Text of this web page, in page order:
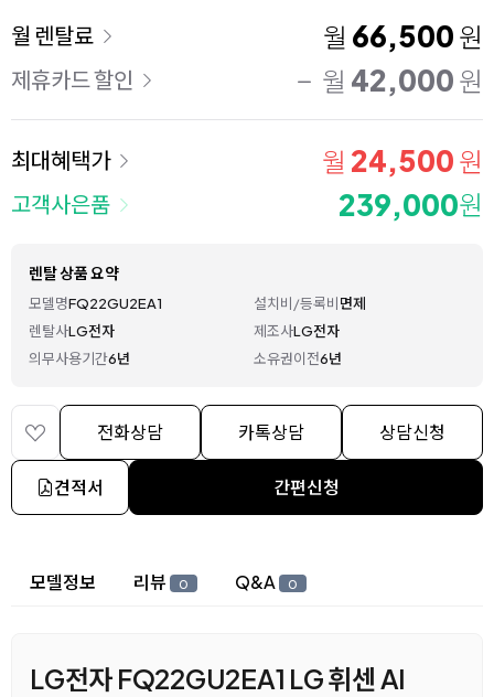
이용 요금
월 렌탈료 월 66,500 원
제휴카드 할인 월 42,000 원
최대혜택가 월 24,500 원
고객사은품 239,000원
렌탈 상품 요약
모델명FQ22GU2EA1 설치비/등록비면제
렌탈사LG전자 제조사LG전자
의무사용기간6년 소유권이전6년
전화상담 카톡상담 상담신청
견적서 간편신청
상세 정보
모델정보 리뷰 0 Q&A 0
LG전자 FQ22GU2EA1 LG 휘센 AI